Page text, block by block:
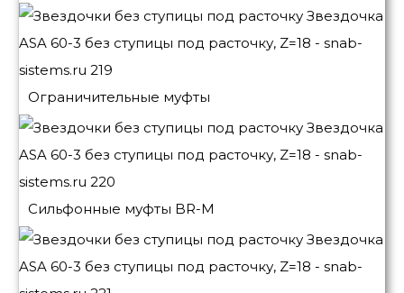
Ограничительные муфты
Сильфонные муфты BR-M